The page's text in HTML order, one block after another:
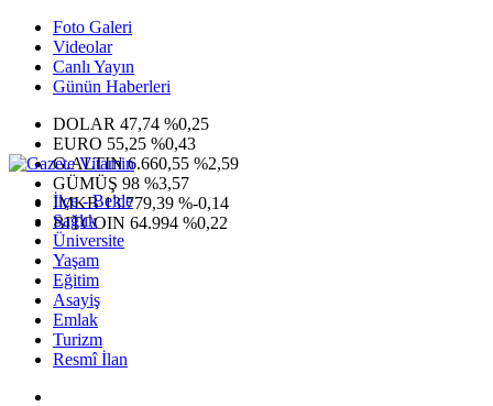
Foto Galeri
Videolar
Canlı Yayın
Günün Haberleri
DOLAR 47,74 %0,25
EURO 55,25 %0,43
G.ALTIN6.660,55 %2,59
GÜMÜŞ 98 %3,57
IMKB13.779,39 %-0,14
BITCOIN 64.994 %0,22
İlçe - Belde
Sağlık
Üniversite
Yaşam
Eğitim
Asayiş
Emlak
Turizm
Resmî İlan